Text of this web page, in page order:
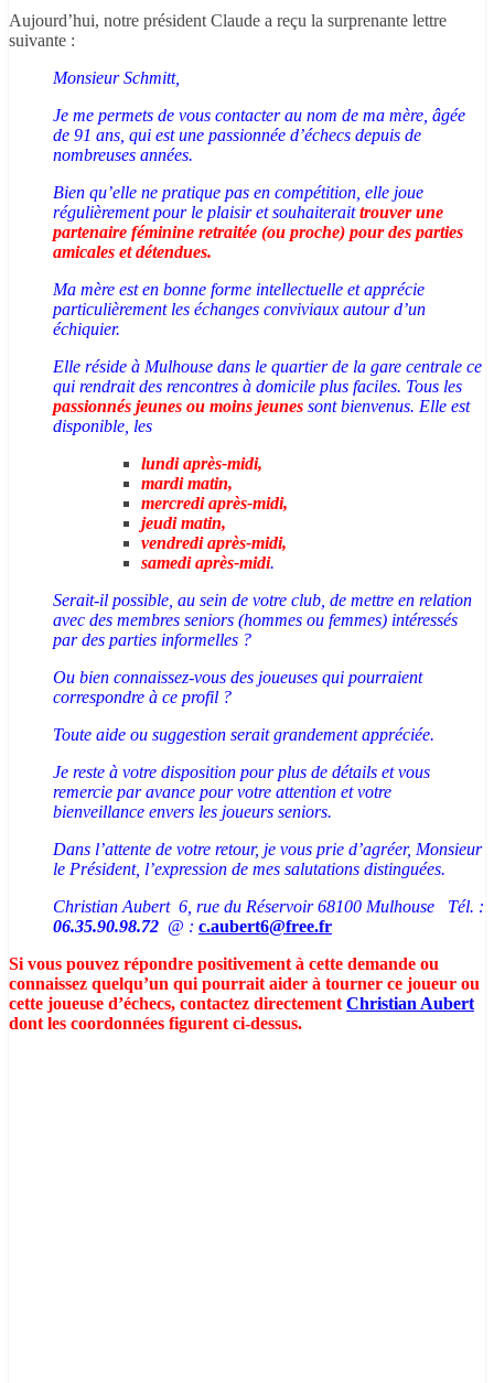
Aujourd’hui, notre président Claude a reçu la surprenante lettre
suivante :
Monsieur Schmitt,
Je me permets de vous contacter au nom de ma mère, âgée
de 91 ans, qui est une passionnée d’échecs depuis de
nombreuses années.
Bien qu’elle ne pratique pas en compétition, elle joue
régulièrement pour le plaisir et souhaiteraittrouver une
partenaire féminine retraitée (ou proche) pour des parties
amicales et détendues.
Ma mère est en bonne forme intellectuelle et apprécie
particulièrement les échanges conviviaux autour d’un
échiquier.
Elle réside à Mulhouse dans le quartier de la gare centrale ce
qui rendrait des rencontres à domicile plus faciles. Tous les
passionnés jeunes ou moins jeunes sont bienvenus. Elle est
disponible, les
lundi après-midi,
mardi matin,
mercredi après-midi,
jeudi matin,
vendredi après-midi,
samedi après-midi.
Serait-il possible, au sein de votre club, de mettre en relation
avec des membres seniors (hommes ou femmes) intéressés
par des parties informelles ?
Ou bien connaissez-vous des joueuses qui pourraient
correspondre à ce profil ?
Toute aide ou suggestion serait grandement appréciée.
Je reste à votre disposition pour plus de détails et vous
remercie par avance pour votre attention et votre
bienveillance envers les joueurs seniors.
Dans l’attente de votre retour, je vous prie d’agréer, Monsieur
le Président, l’expression de mes salutations distinguées.
Christian Aubert 6, rue du Réservoir 68100 Mulhouse Tél. :
06.35.90.98.72 @ : c.aubert6@free.fr
Si vous pouvez répondre positivement à cette demande ou
connaissez quelqu’un qui pourrait aider à tourner ce joueur ou
cette joueuse d’échecs, contactez directement Christian Aubert
dont les coordonnées figurent ci-dessus.